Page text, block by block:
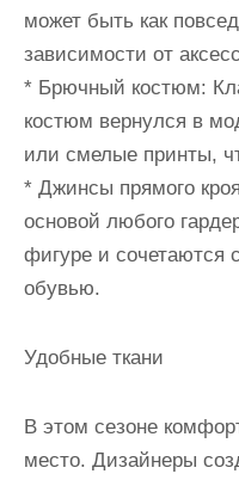
может быть как
зависимости от
* Брючный костюм:
костюм вернулся в
или смелые принты,
* Джинсы прямого
основой любого
фигуре и сочетаются
обувью.
Удобные ткани
В этом сезоне
место. Дизайнеры